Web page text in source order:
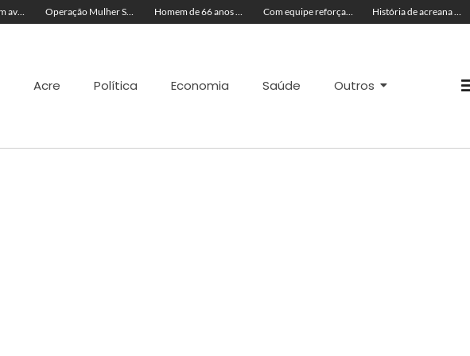
Com nota 7,5 em avaliação nacional, Escola Diocesana São José celebra destaque no desempenho educacional em Cruzeiro do Sul Operação Mulher Segura envia reforço policial de Rio Branco para intensificar prisão de agressores em Cruzeiro do Sul Homem de 66 anos é esfaqueado após confusão no interior do Acre Com equipe reforçada no Agosto Lilás, Delegacia da Mulher intensifica prisões e reduz acervo de inquéritos no Juruá História de acreana de Rodrigues Alves que se casou em hospital, ganha destaque na BBC
Acre Política Economia Saúde Outros